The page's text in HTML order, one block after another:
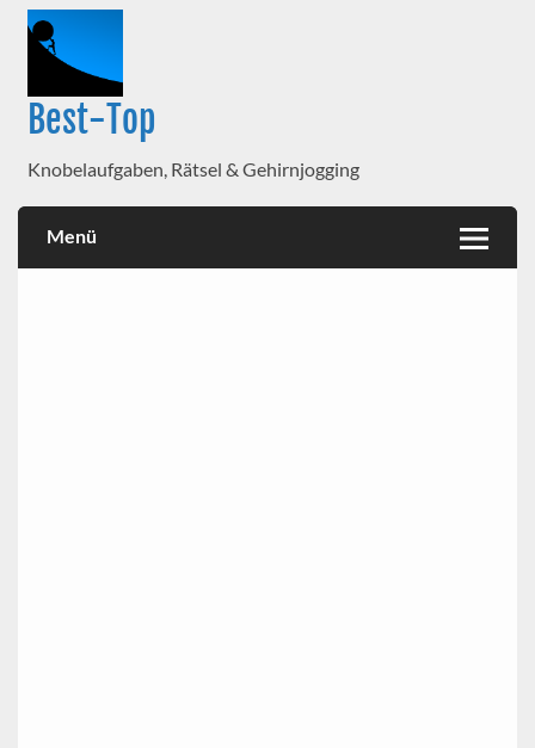
Best-Top
Knobelaufgaben, Rätsel & Gehirnjogging
Menü